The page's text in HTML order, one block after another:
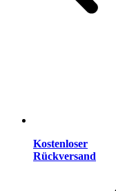
Kostenloser
Rückversand